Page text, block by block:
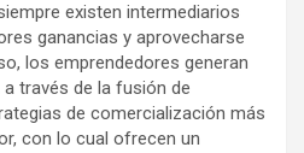
existen intermediarios
ganancias y aprovecharse
los emprendedores generan
través de la fusión de
de comercialización más
con lo cual ofrecen un